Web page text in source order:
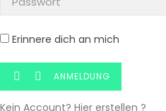
Erinnere dich an mich
  ANMELDUNG
Kein Account? Hier erstellen ?